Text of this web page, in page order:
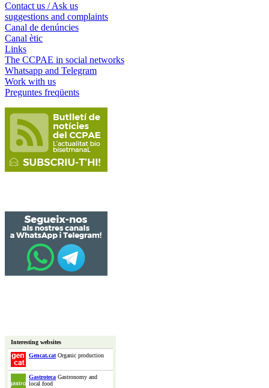
Contact us / Ask us
suggestions and complaints
Canal de denúncies
Canal ètic
Links
The CCPAE in social networks
Whatsapp and Telegram
Work with us
Preguntes freqüents
Interesting websites
Gencat.catOrganic production
Gastroteca Gastronomy and
local food